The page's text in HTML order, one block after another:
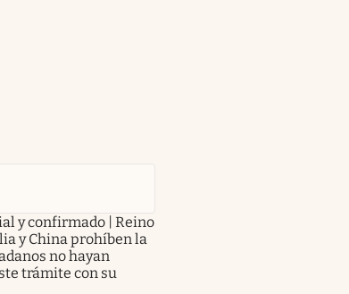
y confirmado | Reino
y China prohíben la
no hayan
trámite con su